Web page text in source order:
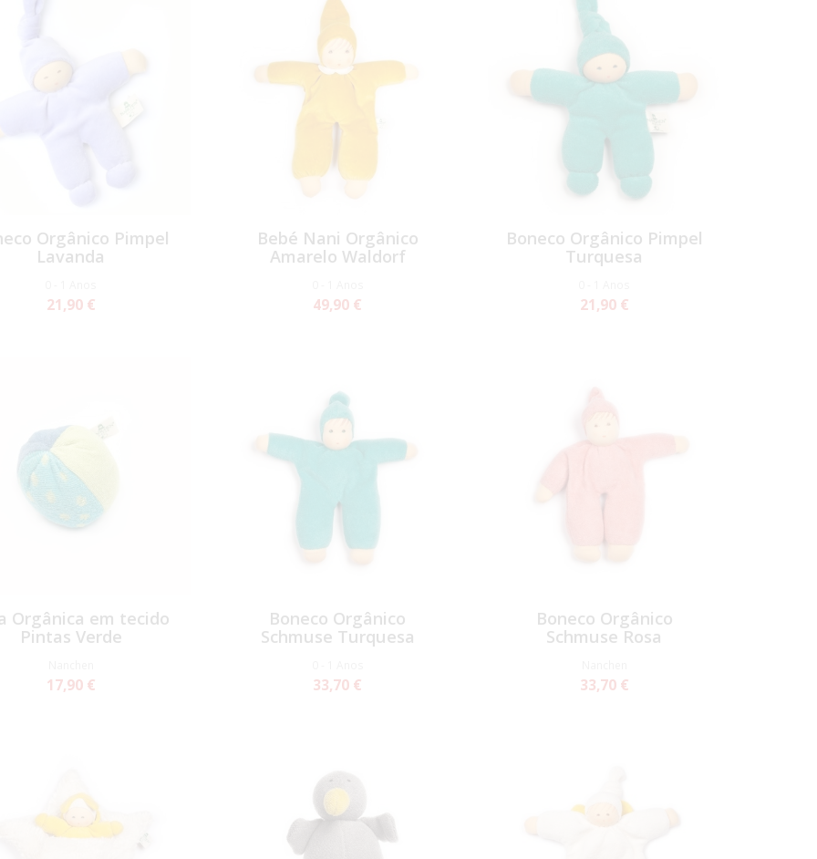
Orgânico Pimpel
Lavanda
21,90 €
Bebé Nani Orgânico
Amarelo Waldorf
49,90 €
Boneco Orgânico Pimpel
Turquesa
21,90 €
Orgânica em tecido
Pintas Verde
17,90 €
Boneco Orgânico
Schmuse Turquesa
33,70 €
Boneco Orgânico
Schmuse Rosa
33,70 €